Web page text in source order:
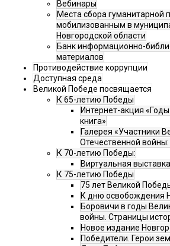
Вебинары
Места сбора гуманитарной
мобилизованным в
Новгородской области
Банк информационно-
материалов
Противодействие коррупции
Доступная среда
Великой Победе посвящается
К 65-летию Победы
Интернет-акция
книга»
Галерея «Участники
Отечественной войны:
К 70-летию Победы:
Виртуальная
К 75-летию Победы
75 лет Великой
К дню освобождения
Боровичи в годы
войны. Страницы
Новое издание
Победители. Герои